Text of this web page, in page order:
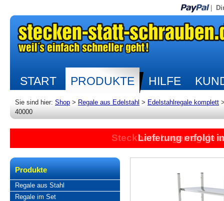
START PRODUKTE HILFE
Sie sind hier: Shop > Regale aus Edelstahl > Edelstahlregale komplett
40000
Steckbare Lagerregale
Lieferung erfolgt
Produkte
Regale aus Stahl
Regale im Set